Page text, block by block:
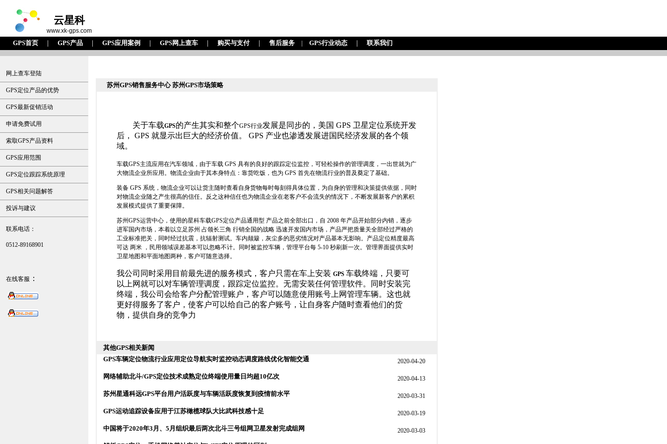
云星科
www.xk-gps.com
GPS首页 ｜ GPS产品 ｜ GPS应用案例 ｜ GPS网上查车 ｜ 购买与支付 ｜ 售后服务 | GPS行业动态 ｜ 联系我们
网上查车登陆
GPS定位产品的优势
GPS最新促销活动
申请免费试用
索取GPS产品资料
GPS应用范围
GPS定位跟踪系统原理
GPS相关问题解答
投诉与建议
联系电话 ：
0512-89168901
在线客服 ：
苏州GPS销售服务中心 苏州GPS市场策略
关于车载GPS的产生其实和整个GPS行业发展是同步的，美国 GPS 卫星定位系统开发
后， GPS 就显示出巨大的经济价值。 GPS 产业也渗透发展进国民经济发展的各个领
域。
车载GPS主流应用在汽车领域，由于车载 GPS 具有的良好的跟踪定位监控，可轻松操作的管理调度，一出世就为广
大物流企业所应用。物流企业由于其本身特点：靠货吃饭，也为 GPS 首先在物流行业的普及奠定了基础。
装备 GPS 系统，物流企业可以让货主随时查看自身货物每时每刻得具体位置，为自身的管理和决策提供依据，同时
对物流企业随之产生很高的信任。反之这种信任也为物流企业在老客户不会流失的情况下，不断发展新客户的累积
发展模式提供了重要保障。
苏州GPS运营中心，使用的星科车载GPS定位产品通用型 产品之前全部出口，自 2008 年产品开始部分内销，逐步
进军国内市场，本着以立足苏州 占领长三角 行销全国的战略 迅速开发国内市场，产品严把质量关全部经过严格的
工业标准把关，同时经过抗震，抗辐射测试。车内颠簸，灰尘多的恶劣情况对产品基本无影响。产品定位精度最高
可达 两米 ，民用领域误差基本可以忽略不计。同时被监控车辆，管理平台每 5-10 秒刷新一次。管理界面提供实时
卫星地图和平面地图两种，客户可随意选择。
我公司同时采用目前最先进的服务模式，客户只需在车上安装 GPS 车载终端，只要可
以上网就可以对车辆管理调度，跟踪定位监控。无需安装任何管理软件。同时安装完
终端，我公司会给客户分配管理账户，客户可以随意使用账号上网管理车辆。这也就
更好得服务了客户，使客户可以给自己的客户账号，让自身客户随时查看他们的货
物，提供自身的竞争力
其他GPS相关新闻
2020-04-20
2020-04-13
2020-03-31
2020-03-19
2020-03-03
GPS车辆定位物流行业应用定位导航实时监控动态调度路线优化智能交通
网络辅助北斗/GPS定位技术成熟定位终端使用量日均超10亿次
苏州星通科远GPS平台用户活跃度与车辆活跃度恢复到疫情前水平
GPS运动追踪设备应用于江苏橄榄球队大比武科技感十足
中国将于2020年3月、5月组织最后两次北斗三号组网卫星发射完成组网